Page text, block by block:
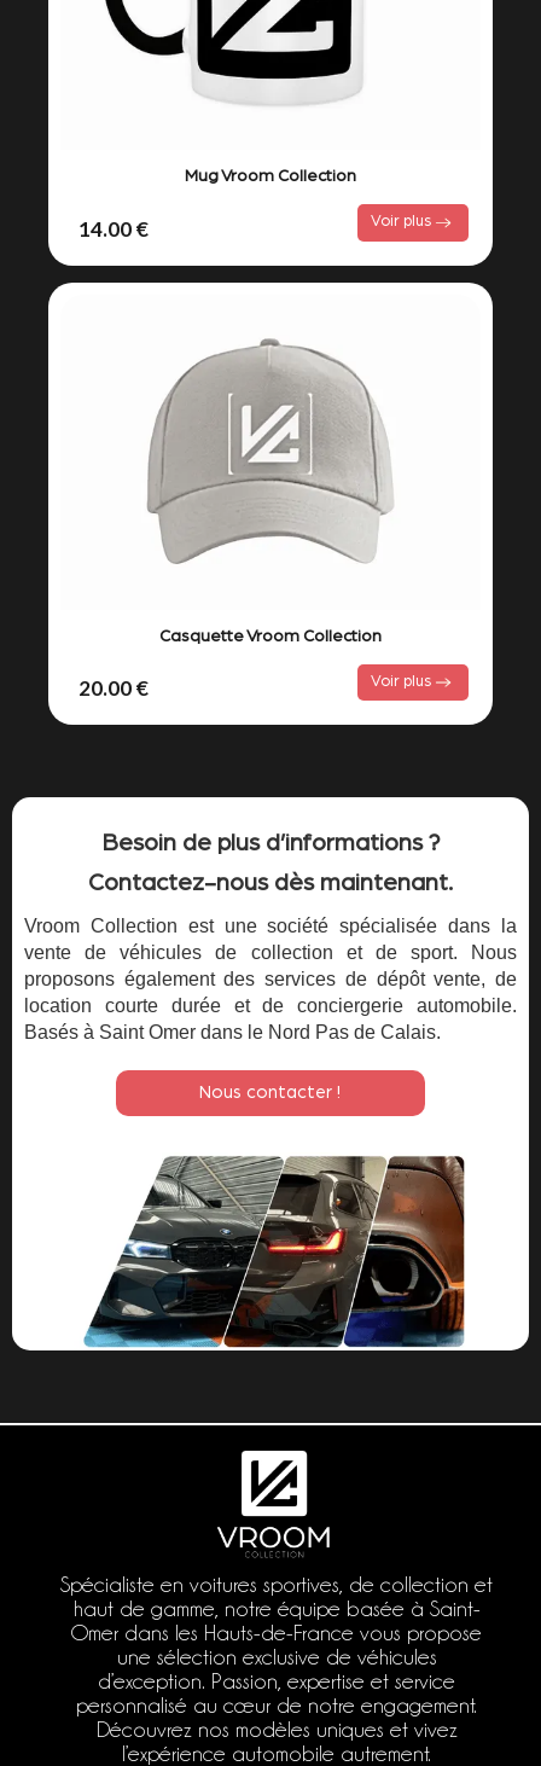
Mug Vroom Collection
14.00 € Voir plus
Casquette Vroom Collection
20.00 € Voir plus
Besoin de plus d’informations ?
Contactez-nous dès maintenant.
Vroom Collection est une société spécialisée dans la
vente de véhicules de collection et de sport. Nous
proposons également des services de dépôt vente, de
location courte durée et de conciergerie automobile.
Basés à Saint Omer dans le Nord Pas de Calais.
Nous contacter !
Spécialiste en voitures sportives, de collection et
haut de gamme, notre équipe basée à Saint-
Omer dans les Hauts-de-France vous propose
une sélection exclusive de véhicules
d’exception. Passion, expertise et service
personnalisé au cœur de notre engagement.
Découvrez nos modèles uniques et vivez
l’expérience automobile autrement.